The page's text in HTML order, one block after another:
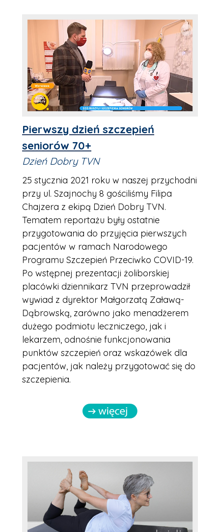
Pierwszy dzień szczepień
seniorów 70+
Dzień Dobry TVN
25 stycznia 2021 roku w naszej przychodni
przy ul. Szajnochy 8 gościliśmy Filipa
Chajzera z ekipą Dzień Dobry TVN.
Tematem reportażu były ostatnie
przygotowania do przyjęcia pierwszych
pacjentów w ramach Narodowego
Programu Szczepień Przeciwko COVID-19.
Po wstępnej prezentacji żoliborskiej
placówki dziennikarz TVN przeprowadził
wywiad z dyrektor Małgorzatą Załawą-
Dąbrowską, zarówno jako menadżerem
dużego podmiotu leczniczego, jak i
lekarzem, odnośnie funkcjonowania
punktów szczepień oraz wskazówek dla
pacjentów, jak należy przygotować się do
szczepienia.